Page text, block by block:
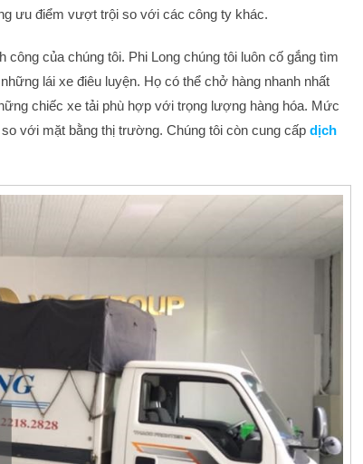
ưu điểm vượt trội so với các công ty khác.
của chúng tôi. Phi Long chúng tôi luôn cố gắng tìm
lái xe điêu luyện. Họ có thể chở hàng nhanh nhất
chiếc xe tải phù hợp với trọng lượng hàng hóa. Mức
với mặt bằng thị trường. Chúng tôi còn cung cấp dịch